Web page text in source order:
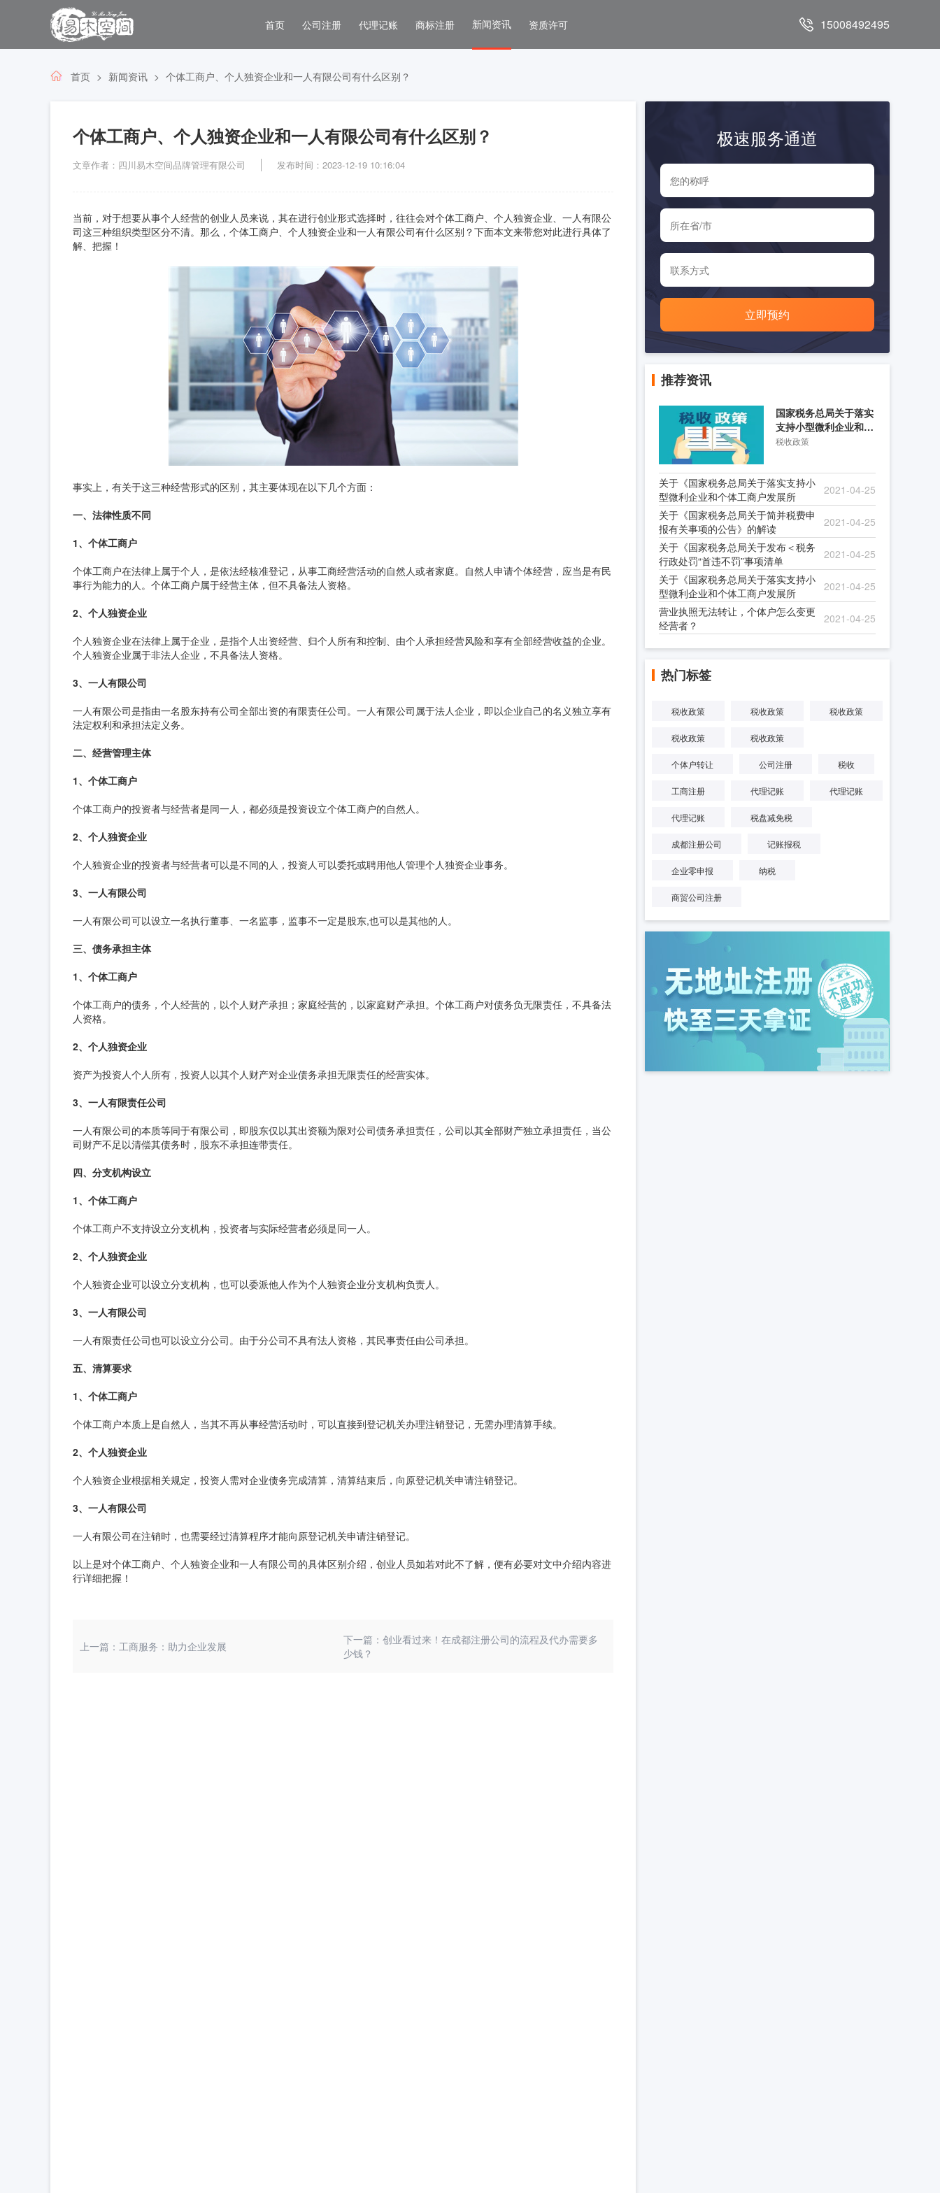
首页 公司注册 代理记账 商标注册 新闻资讯 资质许可 15008492495
首页 新闻资讯 个体工商户、个人独资企业和一人有限公司有什么区别？
个体工商户、个人独资企业和一人有限公司有什么区别？
文章作者：四川易木空间品牌管理有限公司 发布时间：2023-12-19 10:16:04
当前，对于想要从事个人经营的创业人员来说，其在进行创业形式选择时，往往会对个体工商户、个人独资企业、一人有限公
司这三种组织类型区分不清。那么，个体工商户、个人独资企业和一人有限公司有什么区别？下面本文来带您对此进行具体了
解、把握！
事实上，有关于这三种经营形式的区别，其主要体现在以下几个方面：
一、法律性质不同
1、个体工商户
个体工商户在法律上属于个人，是依法经核准登记，从事工商经营活动的自然人或者家庭。自然人申请个体经营，应当是有民
事行为能力的人。个体工商户属于经营主体，但不具备法人资格。
2、个人独资企业
个人独资企业在法律上属于企业，是指个人出资经营、归个人所有和控制、由个人承担经营风险和享有全部经营收益的企业。
个人独资企业属于非法人企业，不具备法人资格。
3、一人有限公司
一人有限公司是指由一名股东持有公司全部出资的有限责任公司。一人有限公司属于法人企业，即以企业自己的名义独立享有
法定权利和承担法定义务。
二、经营管理主体
1、个体工商户
个体工商户的投资者与经营者是同一人，都必须是投资设立个体工商户的自然人。
2、个人独资企业
个人独资企业的投资者与经营者可以是不同的人，投资人可以委托或聘用他人管理个人独资企业事务。
3、一人有限公司
一人有限公司可以设立一名执行董事、一名监事，监事不一定是股东,也可以是其他的人。
三、债务承担主体
1、个体工商户
个体工商户的债务，个人经营的，以个人财产承担；家庭经营的，以家庭财产承担。个体工商户对债务负无限责任，不具备法
人资格。
2、个人独资企业
资产为投资人个人所有，投资人以其个人财产对企业债务承担无限责任的经营实体。
3、一人有限责任公司
一人有限公司的本质等同于有限公司，即股东仅以其出资额为限对公司债务承担责任，公司以其全部财产独立承担责任，当公
司财产不足以清偿其债务时，股东不承担连带责任。
四、分支机构设立
1、个体工商户
个体工商户不支持设立分支机构，投资者与实际经营者必须是同一人。
2、个人独资企业
个人独资企业可以设立分支机构，也可以委派他人作为个人独资企业分支机构负责人。
3、一人有限公司
一人有限责任公司也可以设立分公司。由于分公司不具有法人资格，其民事责任由公司承担。
五、清算要求
1、个体工商户
个体工商户本质上是自然人，当其不再从事经营活动时，可以直接到登记机关办理注销登记，无需办理清算手续。
2、个人独资企业
个人独资企业根据相关规定，投资人需对企业债务完成清算，清算结束后，向原登记机关申请注销登记。
3、一人有限公司
一人有限公司在注销时，也需要经过清算程序才能向原登记机关申请注销登记。
以上是对个体工商户、个人独资企业和一人有限公司的具体区别介绍，创业人员如若对此不了解，便有必要对文中介绍内容进
行详细把握！
上一篇：工商服务：助力企业发展
下一篇：创业看过来！在成都注册公司的流程及代办需要多
少钱？
极速服务通道
立即预约
推荐资讯
国家税务总局关于落实
支持小型微利企业和个
体工商户发展所得税优
税收政策
关于《国家税务总局关于落实支持小
型微利企业和个体工商户发展所
2021-04-25
关于《国家税务总局关于简并税费申
报有关事项的公告》的解读
2021-04-25
关于《国家税务总局关于发布＜税务
行政处罚“首违不罚”事项清单
2021-04-25
关于《国家税务总局关于落实支持小
型微利企业和个体工商户发展所
2021-04-25
营业执照无法转让，个体户怎么变更
经营者？
2021-04-25
热门标签
税收政策 税收政策 税收政策
税收政策 税收政策
个体户转让 公司注册 税收
工商注册 代理记账 代理记账
代理记账 税盘减免税
成都注册公司 记账报税
企业零申报 纳税
商贸公司注册